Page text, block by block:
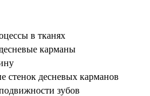
в тканях
карманы
стенок десневых карманов
зубов